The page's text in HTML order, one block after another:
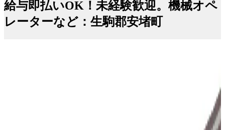
給与即払いOK！未経験歓迎。機械オペ
レーターなど：生駒郡安堵町